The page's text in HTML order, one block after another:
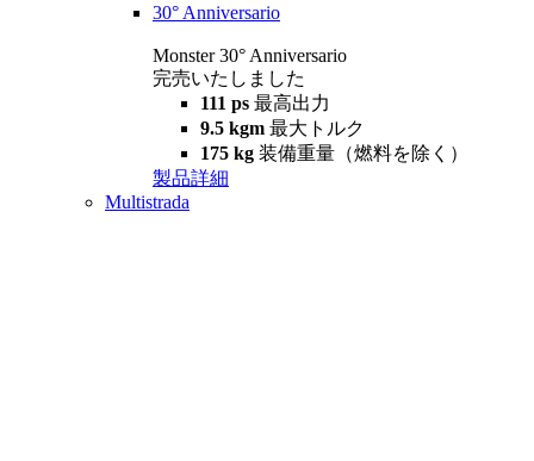
30° Anniversario
Monster 30° Anniversario
完売いたしました
111 ps 最高出力
9.5 kgm 最大トルク
175 kg 装備重量（燃料を除く）
製品詳細
Multistrada